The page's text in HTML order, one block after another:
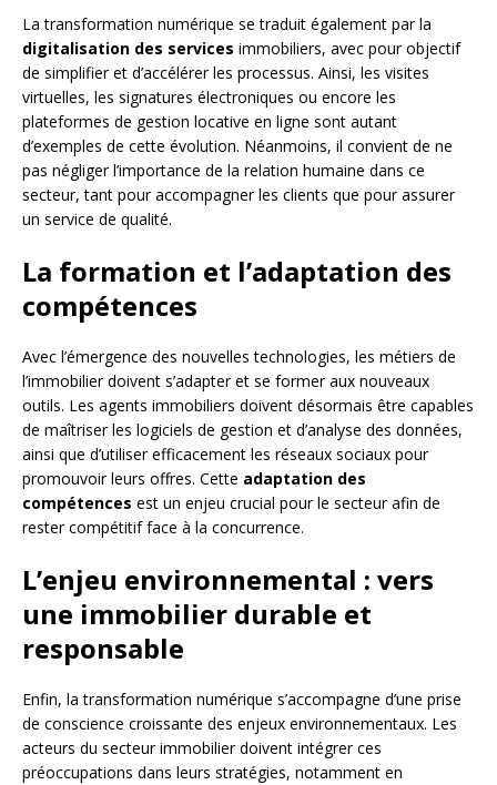
La transformation numérique se traduit également par la
digitalisation des services immobiliers, avec pour objectif
de simplifier et d’accélérer les processus. Ainsi, les visites
virtuelles, les signatures électroniques ou encore les
plateformes de gestion locative en ligne sont autant
d’exemples de cette évolution. Néanmoins, il convient de ne
pas négliger l’importance de la relation humaine dans ce
secteur, tant pour accompagner les clients que pour assurer
un service de qualité.
La formation et l’adaptation des
compétences
Avec l’émergence des nouvelles technologies, les métiers de
l’immobilier doivent s’adapter et se former aux nouveaux
outils. Les agents immobiliers doivent désormais être capables
de maîtriser les logiciels de gestion et d’analyse des données,
ainsi que d’utiliser efficacement les réseaux sociaux pour
promouvoir leurs offres. Cette adaptation des
compétences est un enjeu crucial pour le secteur afin de
rester compétitif face à la concurrence.
L’enjeu environnemental : vers
une immobilier durable et
responsable
Enfin, la transformation numérique s’accompagne d’une prise
de conscience croissante des enjeux environnementaux. Les
acteurs du secteur immobilier doivent intégrer ces
préoccupations dans leurs stratégies, notamment en